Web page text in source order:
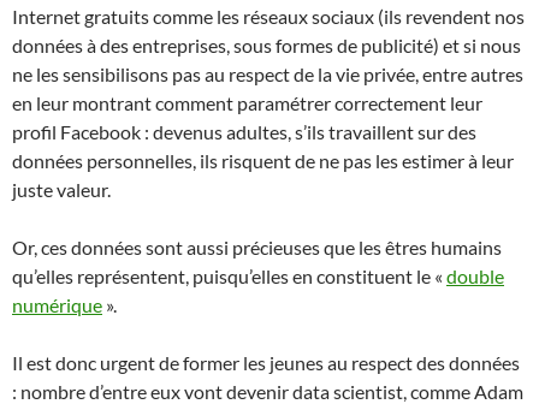
Internet gratuits comme les réseaux sociaux (ils revendent nos
données à des entreprises, sous formes de publicité) et si nous
ne les sensibilisons pas au respect de la vie privée, entre autres
en leur montrant comment paramétrer correctement leur
profil Facebook : devenus adultes, s’ils travaillent sur des
données personnelles, ils risquent de ne pas les estimer à leur
juste valeur.
Or, ces données sont aussi précieuses que les êtres humains
qu’elles représentent, puisqu’elles en constituent le « double
numérique ».
Il est donc urgent de former les jeunes au respect des données
: nombre d’entre eux vont devenir data scientist, comme Adam